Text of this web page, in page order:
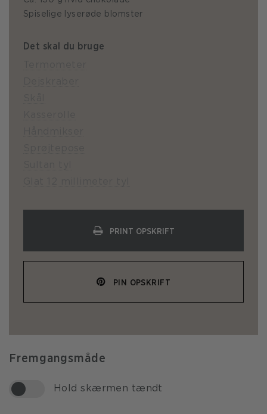
Fremgangsmåde
Hold skærmen tændt
Spiselige lyserøde blomster
Det skal du bruge
PRINT OPSKRIFT
PIN OPSKRIFT